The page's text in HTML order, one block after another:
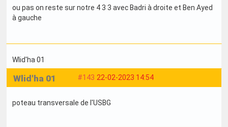
ou pas on reste sur notre 4 3 3 avec Badri à droite et Ben Ayed
à gauche
Wlid'ha 01
#143 22-02-2023 14:54
Wlid'ha 01
poteau transversale de l'USBG